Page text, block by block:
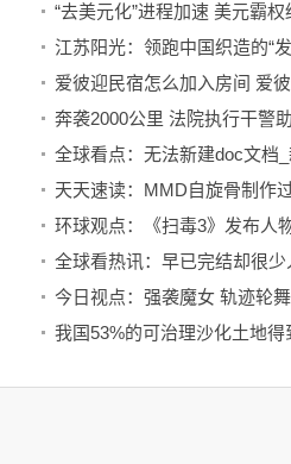
“去美元化”进程加速 美元霸
江苏阳光：领跑中国织造的“
全球看点：无法新建doc文档
我国53%的可治理沙化土地得